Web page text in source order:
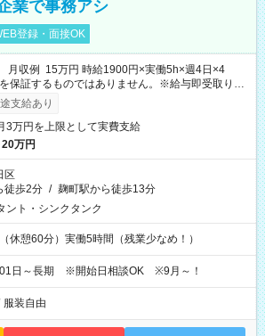
業で事務アシ
登録・面接OK
収例 15万円 時給1900円×実働5h×週4日×4
保証するものではありません。※給与即受取りサ
（利用条件有）
支給あり
3万円を上限として実費支給
万円
区
徒歩2分 / 麹町駅から徒歩13分
ント・シンクタンク
休憩60分）実働5時間（残業少なめ！）
日～長期 ※開始日相談OK ※9月～！
服装自由